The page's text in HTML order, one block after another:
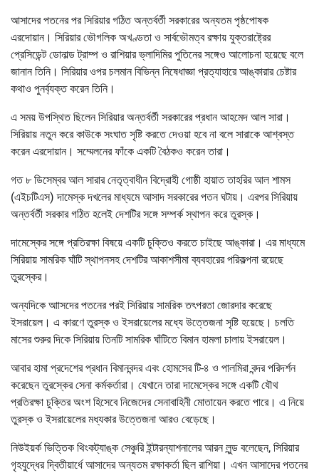
আসাদের পতনের পর সিরিয়ার গঠিত অন্তর্বর্তী সরকারের অন্যতম পৃষ্ঠপোষক
এরদোয়ান। সিরিয়ার ভৌগলিক অখণ্ডতা ও সার্বভৌমত্ব রক্ষায় যুক্তরাষ্ট্রের
প্রেসিডেন্ট ডোনাল্ড ট্রাম্প ও রাশিয়ার ভ্লাদিমির পুতিনের সঙ্গেও আলোচনা হয়েছে বলে
জানান তিনি। সিরিয়ার ওপর চলমান বিভিন্ন নিষেধাজ্ঞা প্রত্যাহারে আঙ্কারার চেষ্টার
কথাও পুনর্ব্যক্ত করেন তিনি।
এ সময় উপস্থিত ছিলেন সিরিয়ার অন্তর্বর্তী সরকারের প্রধান আহমেদ আল সারা।
সিরিয়ায় নতুন করে কাউকে সংঘাত সৃষ্টি করতে দেওয়া হবে না বলে সারাকে আশ্বস্ত
করেন এরদোয়ান। সম্মেলনের ফাঁকে একটি বৈঠকও করেন তারা।
গত ৮ ডিসেম্বর আল সারার নেতৃত্বাধীন বিদ্রোহী গোষ্ঠী হায়াত তাহরির আল শামস
(এইচটিএস) দামেস্ক দখলের মাধ্যমে আসাদ সরকারের পতন ঘটায়। এরপর সিরিয়ায়
অন্তর্বর্তী সরকার গঠিত হলেই দেশটির সঙ্গে সম্পর্ক স্থাপন করে তুরস্ক।
দামেস্কের সঙ্গে প্রতিরক্ষা বিষয়ে একটি চুক্তিও করতে চাইছে আঙ্কারা। এর মাধ্যমে
সিরিয়ায় সামরিক ঘাঁটি স্থাপনসহ দেশটির আকাশসীমা ব্যবহারের পরিকল্পনা রয়েছে
তুরস্কের।
অন্যদিকে আাসদের পতনের পরই সিরিয়ায় সামরিক তৎপরতা জোরদার করেছে
ইসরায়েল। এ কারণে তুরস্ক ও ইসরায়েলের মধ্যে উত্তেজনা সৃষ্টি হয়েছে। চলতি
মাসের শুরুর দিকে সিরিয়ায় তিনটি সামরিক ঘাঁটিতে বিমান হামলা চালায় ইসরায়েল।
আবার হামা প্রদেশের প্রধান বিমানবন্দর এবং হোমসের টি-৪ ও পালমিরা বন্দর পরিদর্শন
করেছেন তুরস্কের সেনা কর্মকর্তারা। যেখানে তারা দামেস্কের সঙ্গে একটি যৌথ
প্রতিরক্ষা চুক্তির অংশ হিসেবে নিজেদের সেনাবাহিনী মোতায়েন করতে পারে। এ নিয়ে
তুরস্ক ও ইসরায়েলের মধ্যকার উত্তেজনা আরও বেড়েছে।
নিউইয়র্ক ভিত্তিক থিংকট্যাঙ্ক সেঞ্চুরি ইন্টারন্যাশনালের আরন লুন্ড বলেছেন, সিরিয়ার
গৃহযুদ্ধের দ্বিতীয়ার্ধে আসাদের অন্যতম রক্ষাকর্তা ছিল রাশিয়া। এখন আসাদের পতনের